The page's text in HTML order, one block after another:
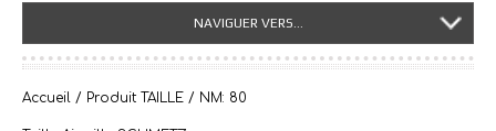
NAVIGUER VERS...
Accueil / Produit TAILLE / NM: 80